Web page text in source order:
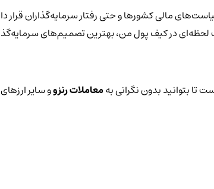
مالی کشورها و حتی رفتار سرمایه‌گذاران قرار
لحظه‌ای در کیف پول من، بهترین تصمیم‌های
بتوانید بدون نگرانی بهمعاملات رنزوو سایر